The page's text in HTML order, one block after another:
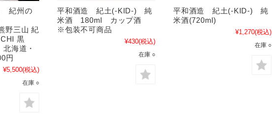
紀州の
野三山 紀
黒
海道・
円
¥5,500(税込)
在庫 ○
平和酒造 紀土(-KID-) 純
米酒 180ml カップ酒
※包装不可商品
¥430(税込)
在庫 ○
平和酒造 紀土(-KID-) 純
米酒(720ml)
¥1,270(税込)
在庫 ○